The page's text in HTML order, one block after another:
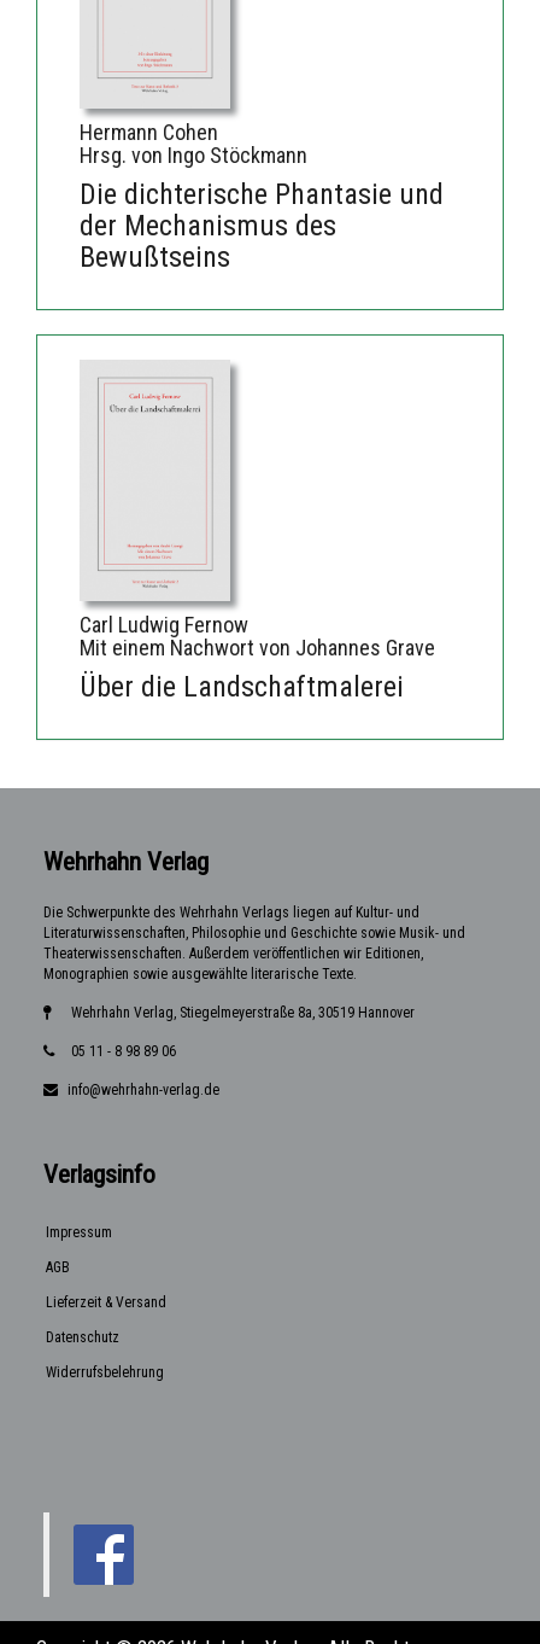
Hermann Cohen
Hrsg. von Ingo Stöckmann
Die dichterische Phantasie und
der Mechanismus des
Bewußtseins
Carl Ludwig Fernow
Mit einem Nachwort von Johannes Grave
Über die Landschaftmalerei
Wehrhahn Verlag
Die Schwerpunkte des Wehrhahn Verlags liegen auf Kultur- und
Literaturwissenschaften, Philosophie und Geschichte sowie Musik- und
Theaterwissenschaften. Außerdem veröffentlichen wir Editionen,
Monographien sowie ausgewählte literarische Texte.
Wehrhahn Verlag, Stiegelmeyerstraße 8a, 30519 Hannover
05 11 - 8 98 89 06
info@wehrhahn-verlag.de
Verlagsinfo
Impressum
AGB
Lieferzeit & Versand
Datenschutz
Widerrufsbelehrung